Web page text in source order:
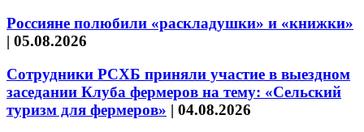
Россияне полюбили «раскладушки» и «книжки»
| 05.08.2026
Сотрудники РСХБ приняли участие в выездном
заседании Клуба фермеров на тему: «Сельский
туризм для фермеров» | 04.08.2026